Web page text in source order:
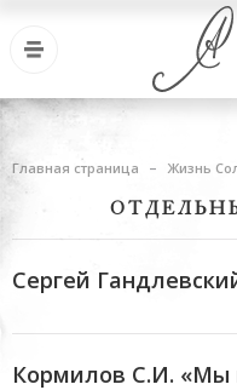
Главная страница Жизнь
Сергей
Кормилов С.И. «Мы